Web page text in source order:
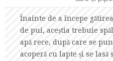
Înainte de a începe
de pui, aceștia trebuie
apă rece, după care se
acoperă cu lapte și se lasă